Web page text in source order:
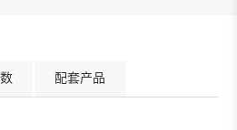
配套产品